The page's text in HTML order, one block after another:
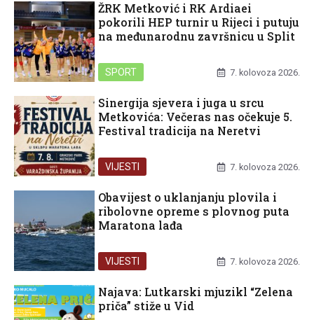
ŽRK Metković i RK Ardiaei
pokorili HEP turnir u Rijeci i putuju
na međunarodnu završnicu u Split
SPORT 7. kolovoza 2026.
Sinergija sjevera i juga u srcu
Metkovića: Večeras nas očekuje 5.
Festival tradicija na Neretvi
VIJESTI 7. kolovoza 2026.
Obavijest o uklanjanju plovila i
ribolovne opreme s plovnog puta
Maratona lađa
VIJESTI 7. kolovoza 2026.
Najava: Lutkarski mjuzikl “Zelena
priča” stiže u Vid